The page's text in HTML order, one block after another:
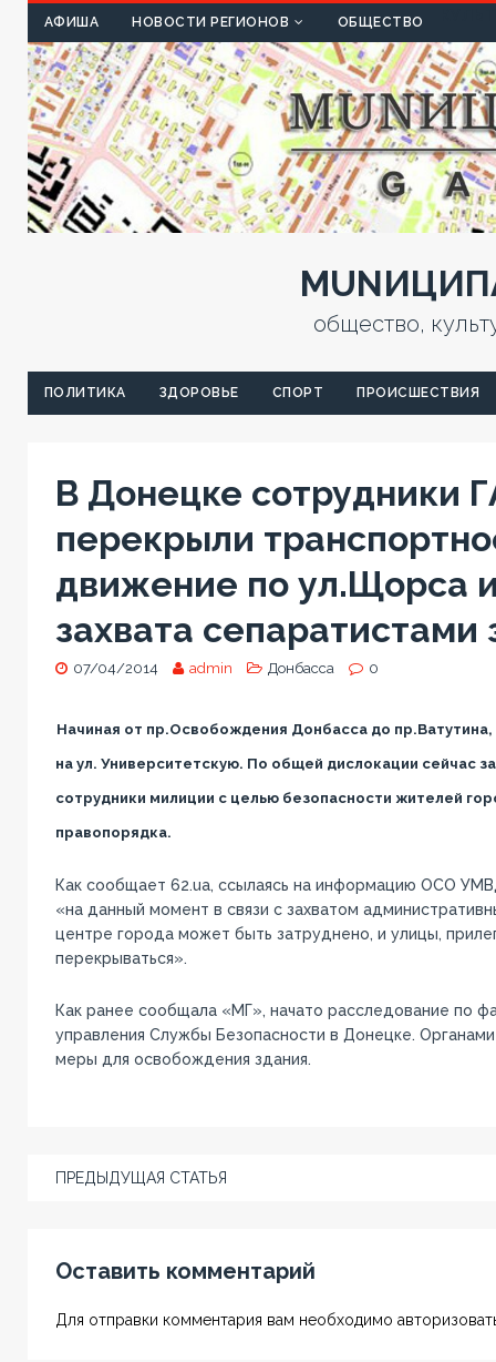
АФИША НОВОСТИ РЕГИОНОВ ОБЩЕСТВО
общество,
ПОЛИТИКА ЗДОРОВЬЕ СПОРТ ПРОИСШЕСТВИЯ
В Донецке сотрудники
перекрыли
движение по ул.Щорса
захвата сепаратистами
07/04/2014 admin Донбасса 0
Начиная от пр.Освобождения Донбасса до
на ул. Университетскую. По общей дислокации сейчас
сотрудники милиции с целью безопасности жителей
правопорядка.
Как сообщает 62.ua, ссылаясь на информацию ОСО
«на данный момент в связи с захватом
центре города может быть затруднено, и улицы,
перекрываться».
Как ранее сообщала «МГ», начато расследование по
управления Службы Безопасности в Донецке.
меры для освобождения здания.
ПРЕДЫДУЩАЯ СТАТЬЯ
Оставить комментарий
Для отправки комментария вам необходимо